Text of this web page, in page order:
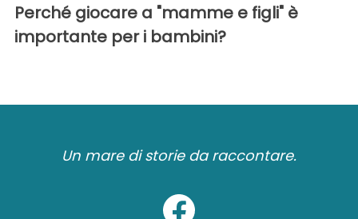
Perché giocare a "mamme e figli" è
importante per i bambini?
Un mare di storie da raccontare.